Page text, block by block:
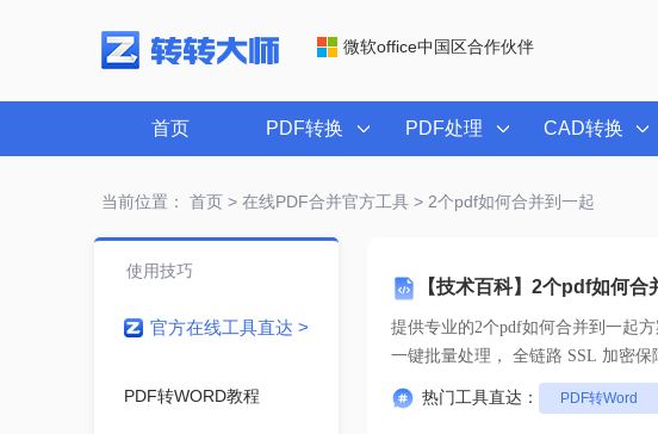
微软office中国区合作伙伴
首页 PDF转换 PDF处理 CAD转换
当前位置： 首页> 在线PDF合并官方工具> 2个pdf如何合并到一起
【技术百科】2个pdf如何合
提供专业的2个pdf如何合并到一起
一键批量处理， 全链路
热门工具直达： PDF转Word
使用技巧
官方在线工具直达 >
PDF转WORD教程